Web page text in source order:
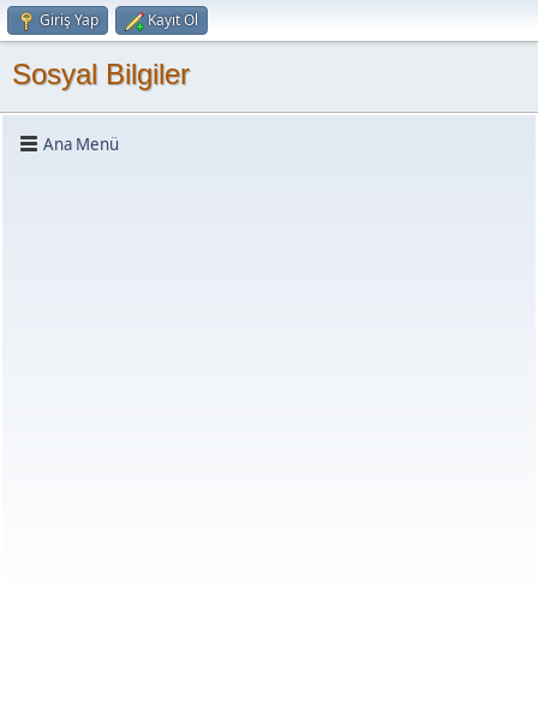
Giriş Yap Kayıt Ol
Sosyal Bilgiler
Ana Menü